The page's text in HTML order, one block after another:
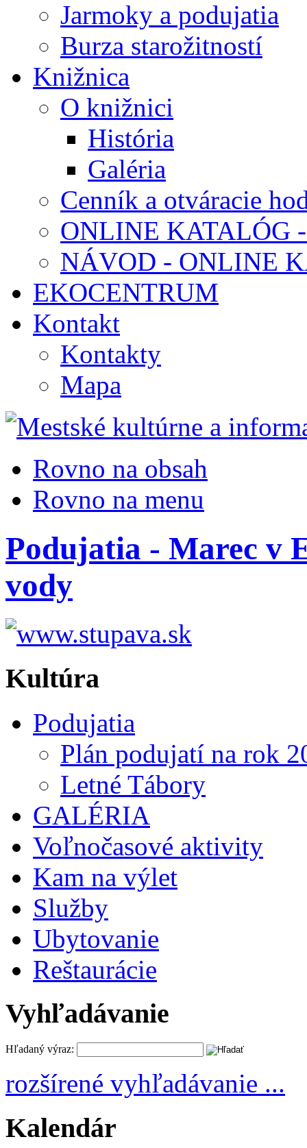
Jarmoky a podujatia
Burza starožitností
Knižnica
O knižnici
História
Galéria
Cenník a otváracie
ONLINE KATALÓG
NÁVOD - ONLINE
EKOCENTRUM
Kontakt
Kontakty
Mapa
Rovno na obsah
Rovno na menu
Podujatia - Marec v
vody
Kultúra
Podujatia
Plán podujatí na rok
Letné Tábory
GALÉRIA
Voľnočasové aktivity
Kam na výlet
Služby
Ubytovanie
Reštaurácie
Vyhľadávanie
Hľadaný výraz:
rozšírené vyhľadávanie ...
Kalendár